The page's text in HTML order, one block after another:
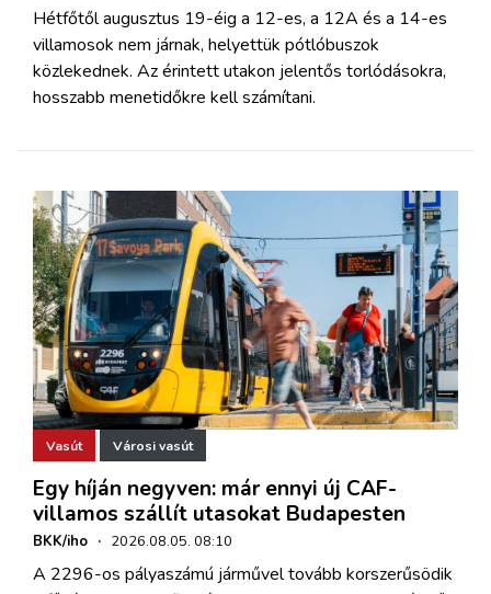
Hétfőtől augusztus 19-éig a 12-es, a 12A és a 14-es
villamosok nem járnak, helyettük pótlóbuszok
közlekednek. Az érintett utakon jelentős torlódásokra,
hosszabb menetidőkre kell számítani.
Vasút Városi vasút
Egy híján negyven: már ennyi új CAF-
villamos szállít utasokat Budapesten
BKK/iho · 2026.08.05. 08:10
A 2296-os pályaszámú járművel tovább korszerűsödik